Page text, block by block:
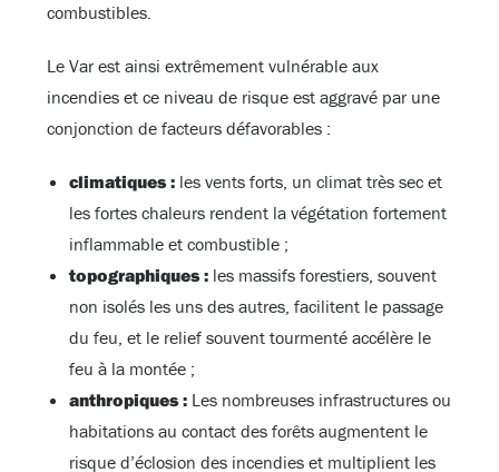
combustibles.
Le Var est ainsi extrêmement vulnérable aux
incendies et ce niveau de risque est aggravé par une
conjonction de facteurs défavorables :
climatiques : les vents forts, un climat très sec et
les fortes chaleurs rendent la végétation fortement
inflammable et combustible ;
topographiques : les massifs forestiers, souvent
non isolés les uns des autres, facilitent le passage
du feu, et le relief souvent tourmenté accélère le
feu à la montée ;
anthropiques : Les nombreuses infrastructures ou
habitations au contact des forêts augmentent le
risque d’éclosion des incendies et multiplient les